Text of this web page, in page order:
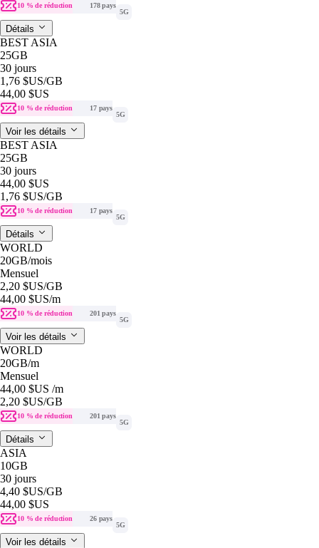
10 % de réduction
178 pays
5G
Détails
BEST ASIA
25GB
30 jours
1,76 $US/GB
44,00 $US
10 % de réduction
17 pays
5G
Voir les détails
BEST ASIA
25GB
30 jours
44,00 $US
1,76 $US/GB
10 % de réduction
17 pays
5G
Détails
WORLD
20GB/mois
Mensuel
2,20 $US/GB
44,00 $US/m
10 % de réduction
201 pays
5G
Voir les détails
WORLD
20GB/m
Mensuel
44,00 $US /m
2,20 $US/GB
10 % de réduction
201 pays
5G
Détails
ASIA
10GB
30 jours
4,40 $US/GB
44,00 $US
10 % de réduction
26 pays
5G
Voir les détails